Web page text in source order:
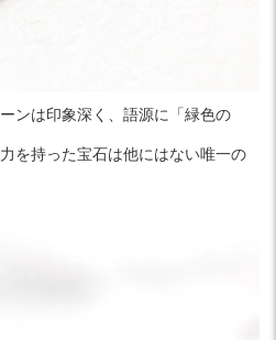
ンは印象深く、語源に「緑色の
を持った宝石は他にはない唯一の